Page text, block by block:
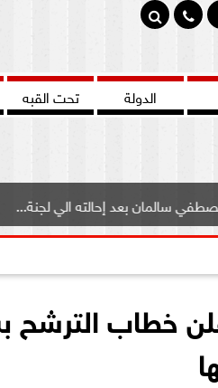
الدولة تحت القبه
إحالته الي لجنة...
خطاب الترشح